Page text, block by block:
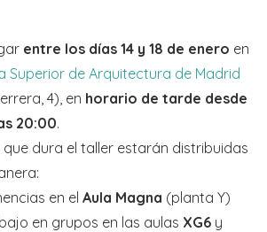
entre los días 14 y 18 de enero en
Superior de Arquitectura de Madrid
4), en horario de tarde desde
20:00.
dura el taller estarán distribuidas
en el Aula Magna (planta Y)
en grupos en las aulas XG6 y